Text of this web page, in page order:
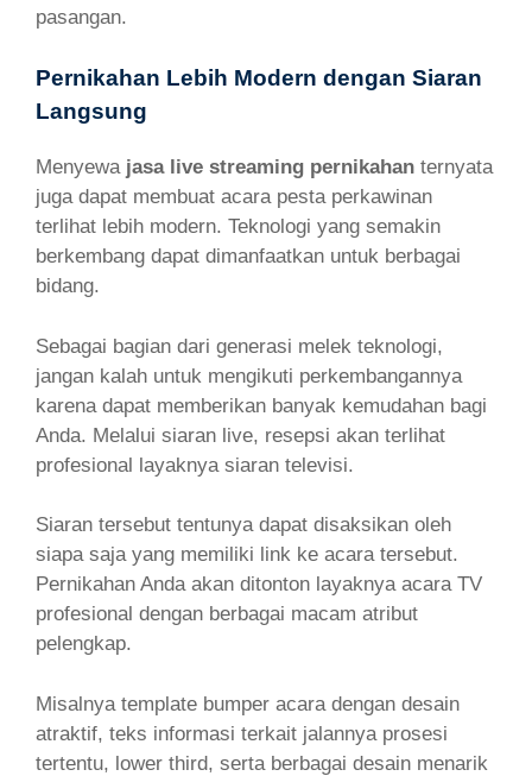
pasangan.
Pernikahan Lebih Modern dengan Siaran
Langsung
Menyewa jasa live streaming pernikahan ternyata
juga dapat membuat acara pesta perkawinan
terlihat lebih modern. Teknologi yang semakin
berkembang dapat dimanfaatkan untuk berbagai
bidang.
Sebagai bagian dari generasi melek teknologi,
jangan kalah untuk mengikuti perkembangannya
karena dapat memberikan banyak kemudahan bagi
Anda. Melalui siaran live, resepsi akan terlihat
profesional layaknya siaran televisi.
Siaran tersebut tentunya dapat disaksikan oleh
siapa saja yang memiliki link ke acara tersebut.
Pernikahan Anda akan ditonton layaknya acara TV
profesional dengan berbagai macam atribut
pelengkap.
Misalnya template bumper acara dengan desain
atraktif, teks informasi terkait jalannya prosesi
tertentu, lower third, serta berbagai desain menarik